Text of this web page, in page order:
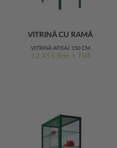
VITRINĂ CU RAMĂ
METALICĂ 150 CM
LĂȚIME
VITRINĂ AFIȘAJ 150 CM
13 455 Ron + TVA